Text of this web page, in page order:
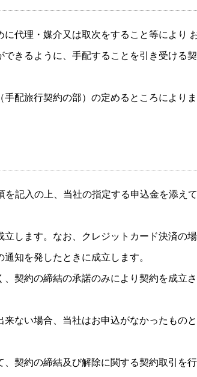
代理・媒介又は取次をすること等により
きるように、手配することを引き受ける
配旅行契約の部）の定めるところによりま
記入の上、当社の指定する申込金を添え
します。なお、クレジットカード決済の
知を発したときに成立します。
契約の締結の承諾のみにより契約を成立
ない場合、当社はお申込がなかったもの
契約の締結及び解除に関する契約取引を行